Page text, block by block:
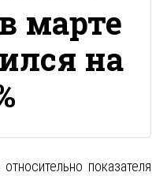
марте
на
показателя